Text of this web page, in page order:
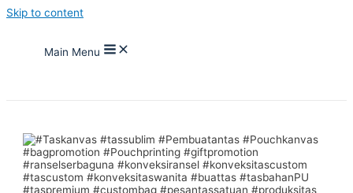
Skip to content
Main Menu